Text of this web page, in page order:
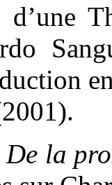
d’une
De la